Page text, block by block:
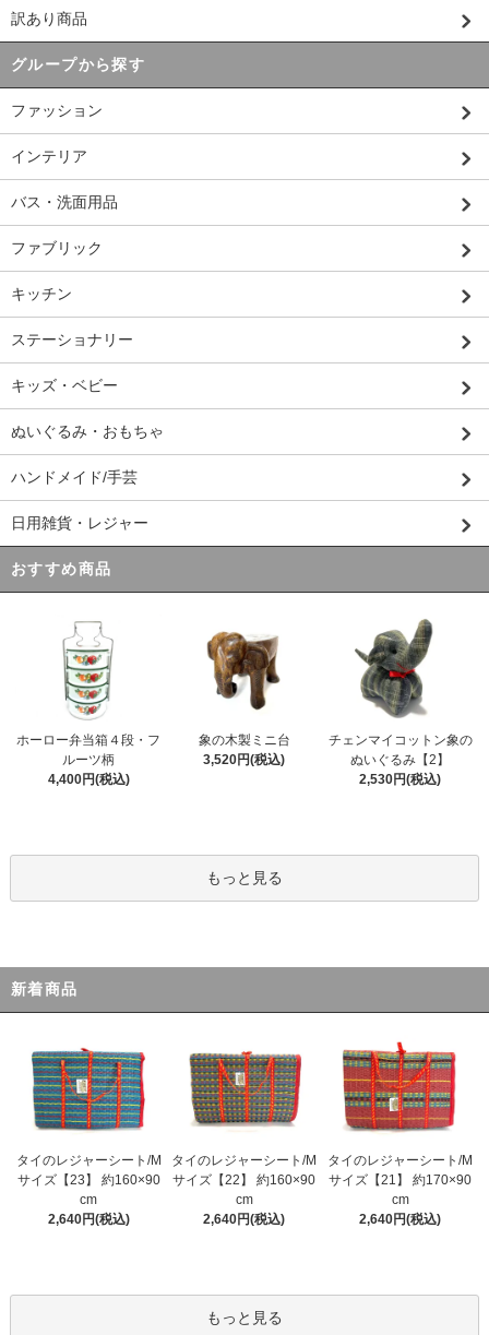
訳あり商品
グループから探す
ファッション
インテリア
バス・洗面用品
ファブリック
キッチン
ステーショナリー
キッズ・ベビー
ぬいぐるみ・おもちゃ
ハンドメイド/手芸
日用雑貨・レジャー
おすすめ商品
ホーロー弁当箱４段・フ
ルーツ柄
4,400円(税込)
象の木製ミニ台
3,520円(税込)
チェンマイコットン象の
ぬいぐるみ【2】
2,530円(税込)
もっと見る
新着商品
タイのレジャーシート/M
サイズ【23】 約160×90
cm
2,640円(税込)
タイのレジャーシート/M
サイズ【22】 約160×90
cm
2,640円(税込)
タイのレジャーシート/M
サイズ【21】 約170×90
cm
2,640円(税込)
もっと見る